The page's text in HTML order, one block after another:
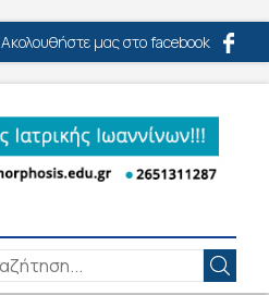
Ακολουθήστε μας στο facebook